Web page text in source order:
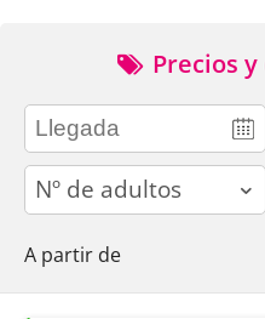
Precios
adults
A partir de